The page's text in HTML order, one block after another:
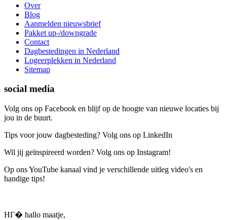
Over
Blog
Aanmelden nieuwsbrief
Pakket up-/downgrade
Contact
Dagbestedingen in Nederland
Logeerplekken in Nederland
Sitemap
social media
Volg ons op Facebook en blijf op de hoogte van nieuwe locaties bij
jou in de buurt.
Tips voor jouw dagbesteding? Volg ons op LinkedIn
Wil jij geïnspireerd worden? Volg ons op Instagram!
Op ons YouTube kanaal vind je verschillende uitleg video's en
handige tips!
HГ� hallo maatje,